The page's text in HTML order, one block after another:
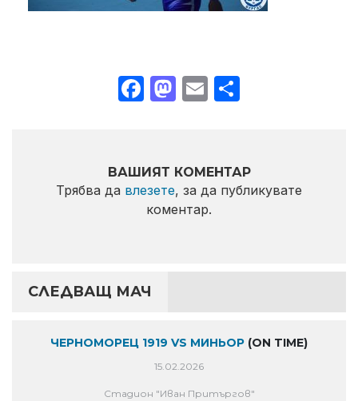
Facebook
Mastodon
Email
ВАШИЯТ КОМЕНТАР
Трябва да влезете, за да публикувате
коментар.
СЛЕДВАЩ МАЧ
ЧЕРНОМОРЕЦ 1919 VS МИНЬОР (ON TIME)
15.02.2026
Стадион "Иван Притъргов"